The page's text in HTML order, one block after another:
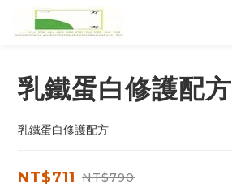
乳鐵蛋白修護配方
乳鐵蛋白修護配方
NT$711 NT$790